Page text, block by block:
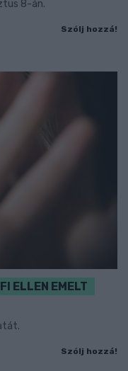
8-án.
Szólj hozzá!
ELLEN EMELT
Szólj hozzá!